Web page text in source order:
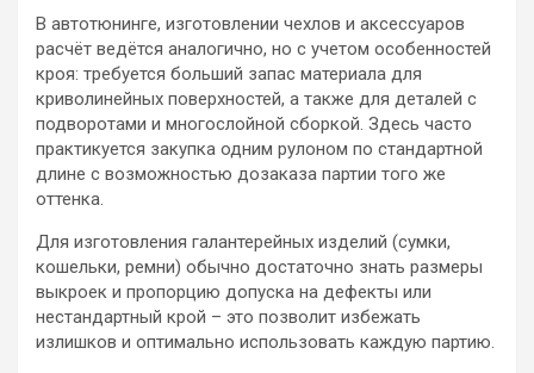
В автотюнинге, изготовлении чехлов и аксессуаров
расчёт ведётся аналогично, но с учетом особенностей
кроя: требуется больший запас материала для
криволинейных поверхностей, а также для деталей с
подворотами и многослойной сборкой. Здесь часто
практикуется закупка одним рулоном по стандартной
длине с возможностью дозаказа партии того же
оттенка.
Для изготовления галантерейных изделий (сумки,
кошельки, ремни) обычно достаточно знать размеры
выкроек и пропорцию допуска на дефекты или
нестандартный крой – это позволит избежать
излишков и оптимально использовать каждую партию.